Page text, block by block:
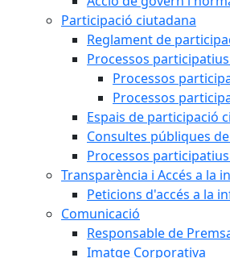
Participació ciutadana
Reglament de
Processos
Processos
Processos
Espais de participació
Consultes públiques
Processos
Transparència i Accés a la
Peticions d'accés a la
Comunicació
Responsable de
Imatge Corporativa